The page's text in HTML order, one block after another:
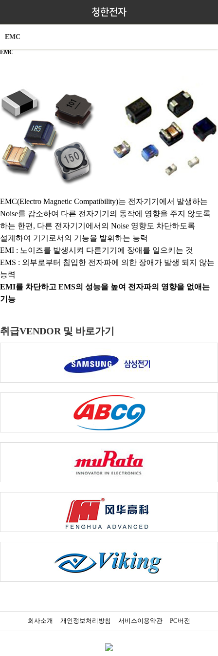
청한전자
EMC
EMC
EMC(Electro Magnetic Compatibility)는 전자기기에서 발생하는
Noise를 감소하여 다른 전자기기의 동작에 영향을 주지 않도록
하는 한편, 다른 전자기기에서의 Noise 영향도 차단하도록
설계하여 기기로서의 기능을 발휘하는 능력
EMI : 노이즈를 발생시켜 다른기기에 장애를 일으키는 것
EMS : 외부로부터 침입한 전자파에 의한 장애가 발생 되지 않는
능력
EMI를 차단하고 EMS의 성능을 높여 전자파의 영향을 없애는
기능
취급VENDOR 및 바로가기
회사소개 개인정보처리방침 서비스이용약관 PC버전